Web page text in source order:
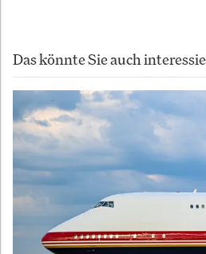
Das könnte Sie auch